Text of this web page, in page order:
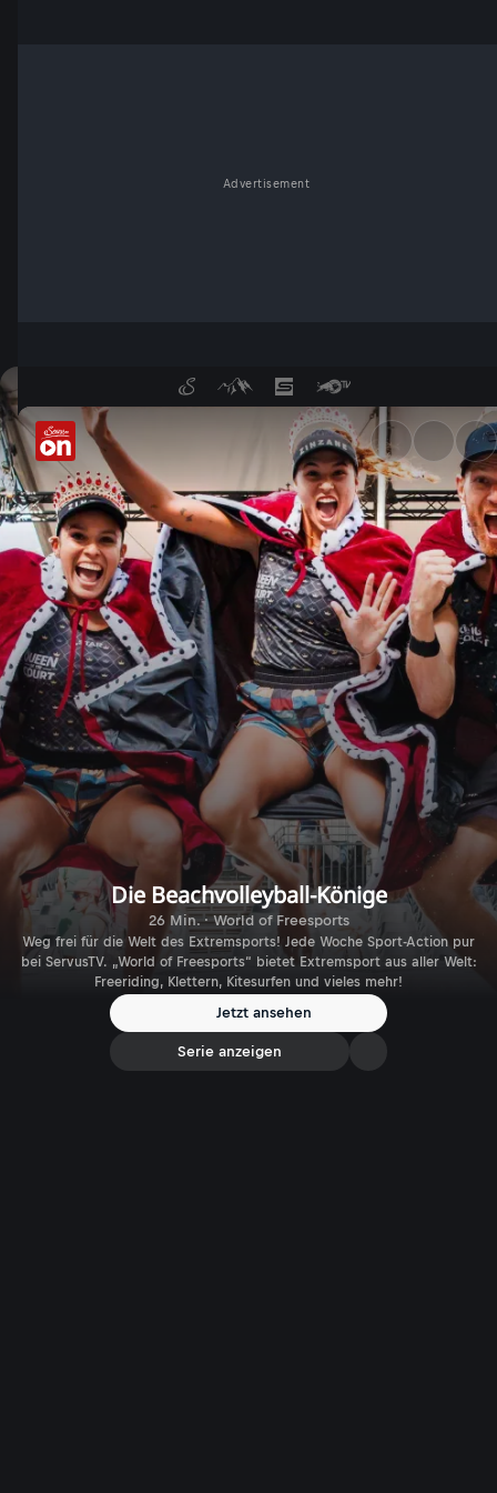
Advertisement
Die Beachvolleyball-Könige -
Die Beachvolleyball-Könige
26 Min. · World of Freesports
Weg frei für die Welt des Extremsports! Jede Woche Sport-Action pur
bei ServusTV. „World of Freesports“ bietet Extremsport aus aller Welt:
Freeriding, Klettern, Kitesurfen und vieles mehr!
Jetzt ansehen
Serie anzeigen